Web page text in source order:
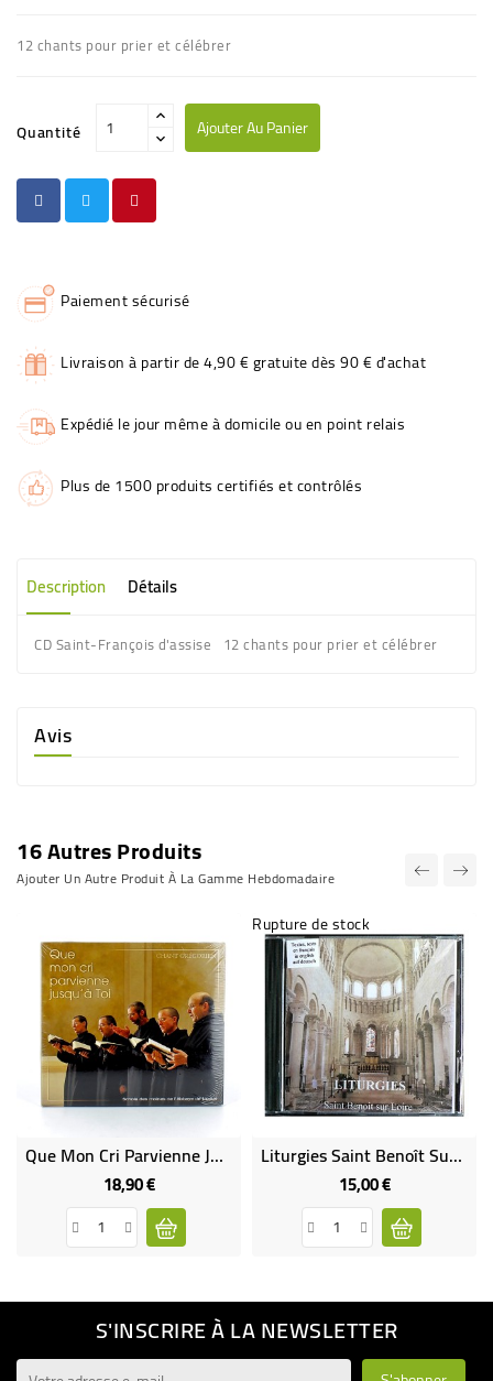
12 chants pour prier et célébrer
Quantité Ajouter Au Panier
Paiement sécurisé
Livraison à partir de 4,90 € gratuite dès 90 € d'achat
Expédié le jour même à domicile ou en point relais
Plus de 1500 produits certifiés et contrôlés
Description Détails
CD Saint-François d'assise 12 chants pour prier et célébrer
Avis
16 Autres Produits
Ajouter Un Autre Produit À La Gamme Hebdomadaire
Que Mon Cri Parvienne Jusqu'à Toi
18,90 €Prix
Rupture de stock
Liturgies Saint Benoît Sur Loire (CD)
15,00 €Prix
S'INSCRIRE À LA NEWSLETTER